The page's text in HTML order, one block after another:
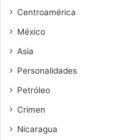
Centroamérica
México
Asia
Personalidades
Petróleo
Crimen
Nicaragua